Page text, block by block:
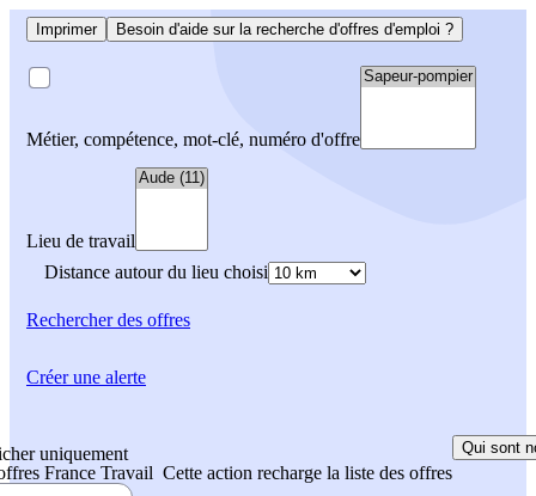
Imprimer Besoin d'aide sur la recherche d'offres d'emploi ?
Métier, compétence, mot-clé, numéro d'offre
Lieu de travail
Distance autour du lieu choisi
Rechercherdes offres
uniquement
France Travail Cette action recharge la liste des offres
Qui sont
Créer une alerte